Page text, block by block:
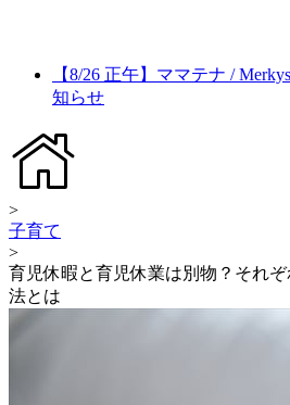
【8/26 正午】ママテナ /
知らせ
>
子育て
>
育児休暇と育児休業は別物？それ
法とは